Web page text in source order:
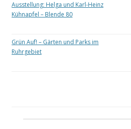
Ausstellung: Helga und Karl-Heinz
Kühnapfel – Blende 80
Grün Auf! – Gärten und Parks im
Ruhrgebiet